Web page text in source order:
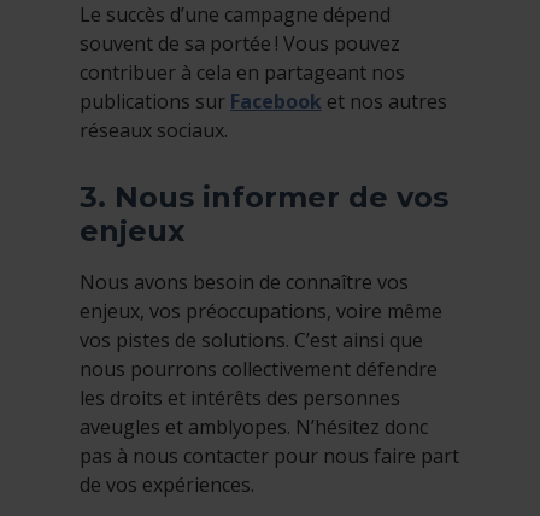
Le succès d’une campagne dépend
souvent de sa portée ! Vous pouvez
contribuer à cela en partageant nos
publications sur Facebook et nos autres
réseaux sociaux.
3. Nous informer de vos
enjeux
Nous avons besoin de connaître vos
enjeux, vos préoccupations, voire même
vos pistes de solutions. C’est ainsi que
nous pourrons collectivement défendre
les droits et intérêts des personnes
aveugles et amblyopes. N’hésitez donc
pas à nous contacter pour nous faire part
de vos expériences.